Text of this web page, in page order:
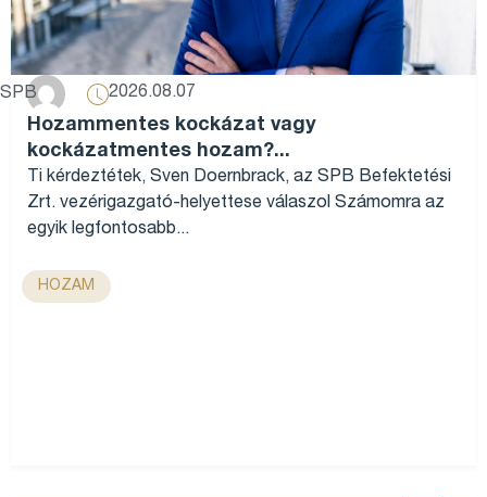
SPB 2026.08.07
Hozammentes kockázat vagy
kockázatmentes hozam?...
Ti kérdeztétek, Sven Doernbrack, az SPB Befektetési
Zrt. vezérigazgató-helyettese válaszol Számomra az
egyik legfontosabb...
HOZAM